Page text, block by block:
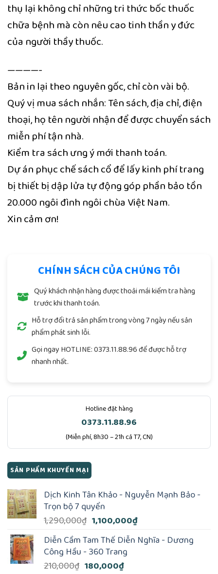
thụ lại không chỉ những tri thức bốc thuốc
chữa bệnh mà còn nêu cao tinh thần y đức
của người thầy thuốc.
————-
Bản in lại theo nguyên gốc, chỉ còn vài bộ.
Quý vị mua sách nhắn: Tên sách, địa chỉ, điện
thoại, họ tên người nhận để được chuyển sách
miễn phí tận nhà.
Kiểm tra sách ưng ý mới thanh toán.
Dự án phục chế sách cổ để lấy kinh phí trang
bị thiết bị dập lửa tự động góp phần bảo tồn
20.000 ngôi đình ngôi chùa Việt Nam.
Xin cảm ơn!
CHÍNH SÁCH CỦA CHÚNG TÔI
Quý khách nhận hàng được thoải mái kiểm tra hàng
trước khi thanh toán.
Hỗ trợ đổi trả sản phẩm trong vòng 7 ngày nếu sản
phẩm phát sinh lỗi.
Gọi ngay HOTLINE: 0373.11.88.96để được hỗ trợ
nhanh nhất.
Hotline đặt hàng
0373.11.88.96
(Miễn phí, 8h30 – 21h cả T7, CN)
SẢN PHẨM KHUYẾN MẠI
Dịch Kinh Tân Khảo - Nguyễn Mạnh Bảo -
Trọn bộ 7 quyển
1,290,000₫ Giá
là:
1,290,000₫.
1,100,000₫Giá
tại
Diễn Cầm Tam Thế Diễn Nghĩa - Dương
Công Hầu - 360 Trang
210,000₫ Giá
180,000₫Giá